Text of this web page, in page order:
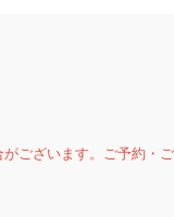
ございます。ご予約・